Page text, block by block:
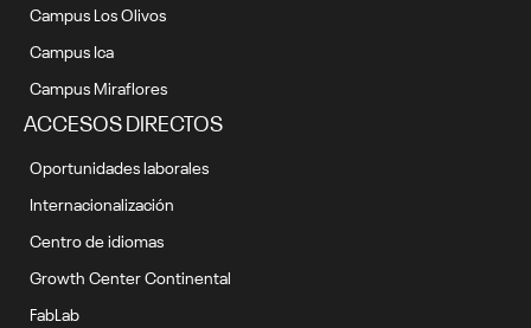
Campus Los Olivos
Campus Ica
Campus Miraflores
ACCESOS DIRECTOS
Oportunidades laborales
Internacionalización
Centro de idiomas
Growth Center Continental
FabLab